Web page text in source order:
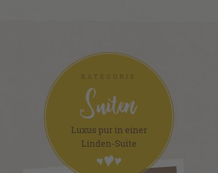
KATEGORIE
Suiten
Luxus pur in einer
Linden-Suite